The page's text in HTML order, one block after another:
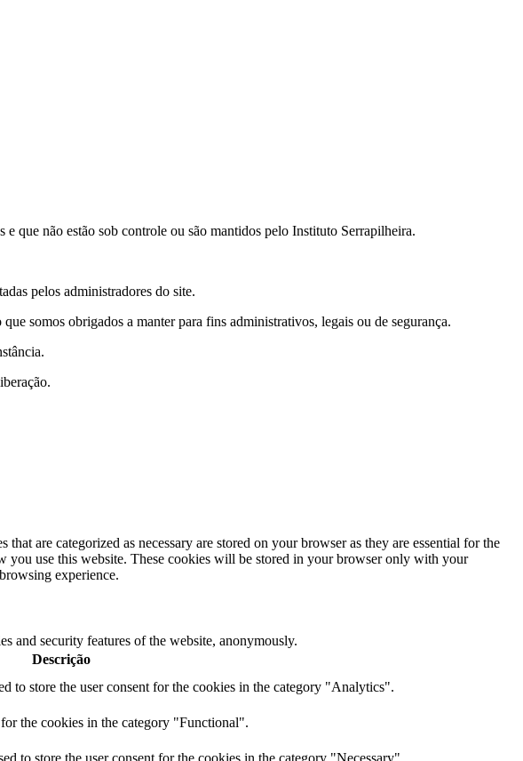
que não estão sob controle ou são mantidos pelo Instituto Serrapilheira.
pelos administradores do site.
somos obrigados a manter para fins administrativos, legais ou de segurança.
are categorized as necessary are stored on your browser as they are essential for the
you use this website. These cookies will be stored in your browser only with your
experience.
and security features of the website, anonymously.
Descrição
to store the user consent for the cookies in the category "Analytics".
the cookies in the category "Functional".
to store the user consent for the cookies in the category "Necessary".